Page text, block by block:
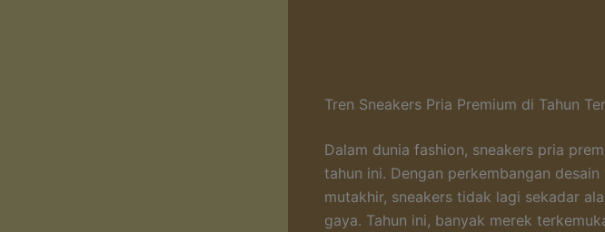
Tren Sneakers Pria Premium di Tahun
Dalam dunia fashion, sneakers pria
tahun ini. Dengan perkembangan
mutakhir, sneakers tidak lagi sekadar
gaya. Tahun ini, banyak merek